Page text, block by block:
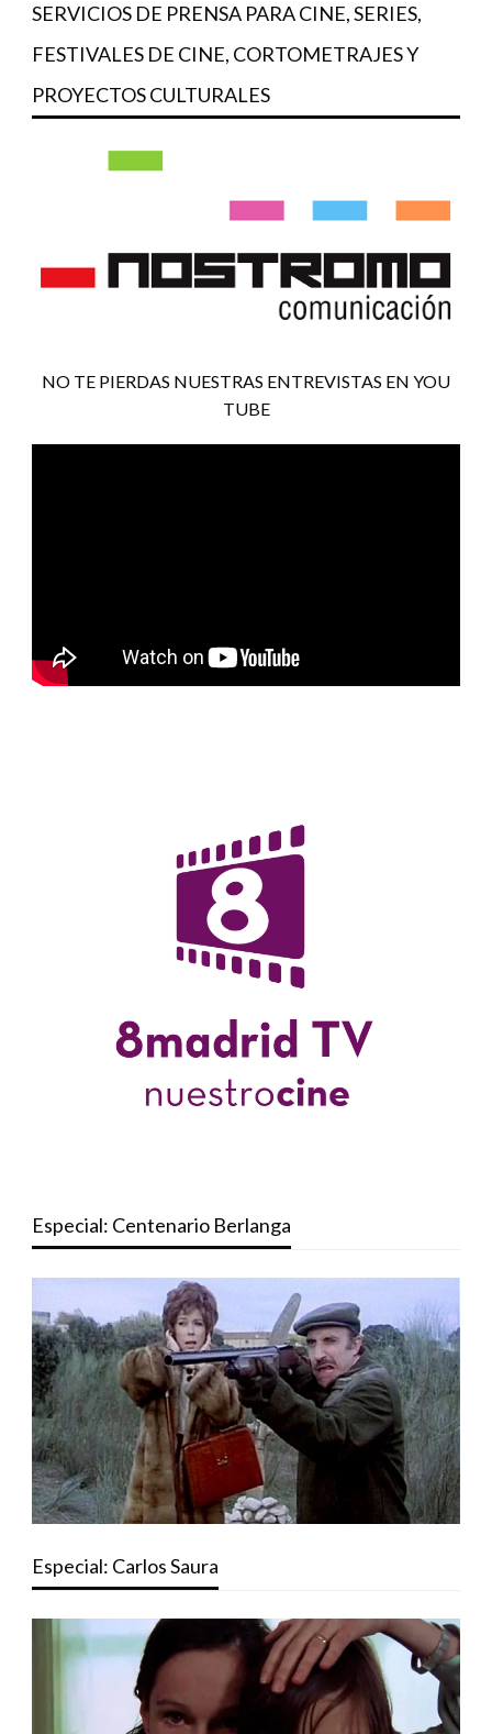
SERVICIOS DE PRENSA PARA CINE, SERIES,
FESTIVALES DE CINE, CORTOMETRAJES Y
PROYECTOS CULTURALES
NO TE PIERDAS NUESTRAS ENTREVISTAS EN YOU
TUBE
Especial: Centenario Berlanga
Especial: Carlos Saura